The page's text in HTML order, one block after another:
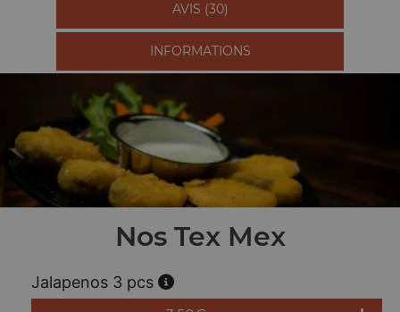
AVIS (30)
INFORMATIONS
Nos Tex Mex
Jalapenos 3 pcs